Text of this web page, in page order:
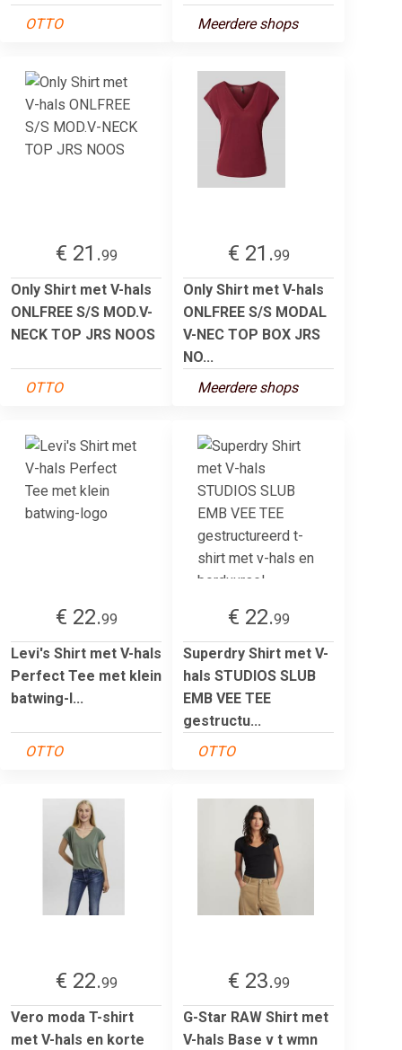
OTTO Meerdere shops
€ 21.99
Only Shirt met V-hals
ONLFREE S/S MOD.V-
NECK TOP JRS NOOS
OTTO
€ 21.99
Only Shirt met V-hals
ONLFREE S/S MODAL
V-NEC TOP BOX JRS
NO...
Meerdere shops
€ 22.99
Levi's Shirt met V-hals
Perfect Tee met klein
batwing-l...
OTTO
€ 22.99
Superdry Shirt met V-
hals STUDIOS SLUB
EMB VEE TEE
gestructu...
OTTO
€ 22.99
Vero moda T-shirt
met V-hals en korte
€ 23.99
G-Star RAW Shirt met
V-hals Base v t wmn